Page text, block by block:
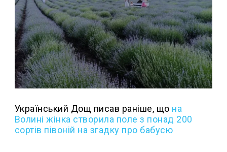
Український Дощ писав раніше, що на
Волині жінка створила поле з понад 200
сортів півоній на згадку про бабусю